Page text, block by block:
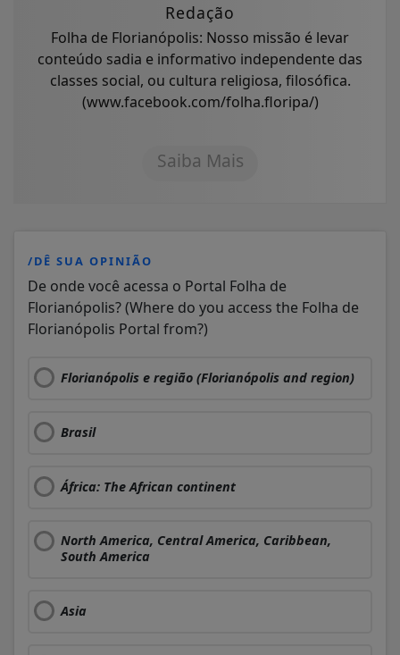
Redação
Folha de Florianópolis: Nosso missão é levar
conteúdo sadia e informativo independente das
classes social, ou cultura religiosa, filosófica.
(www.facebook.com/folha.floripa/)
Saiba Mais
/DÊ SUA OPINIÃO
De onde você acessa o Portal Folha de
Florianópolis? (Where do you access the Folha de
Florianópolis Portal from?)
Florianópolis e região (Florianópolis and region)
Brasil
África: The African continent
North America, Central America, Caribbean,
South America
Asia